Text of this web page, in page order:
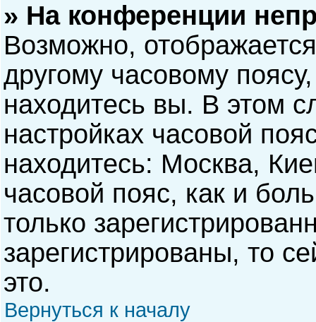
» На конференции
Возможно,
другому часовому
находитесь вы. В этом
настройках часовой
находитесь: Москва,
часовой пояс, как и
только
зарегистрированы, то
это.
Вернуться к началу